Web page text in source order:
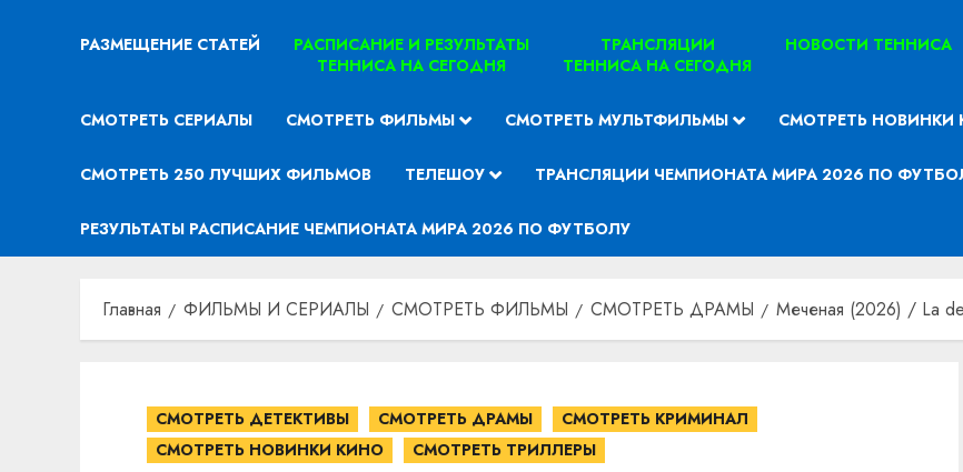
РАЗМЕЩЕНИЕ СТАТЕЙ
РАСПИСАНИЕ И РЕЗУЛЬТАТЫ
ТЕННИСА НА СЕГОДНЯ
ТРАНСЛЯЦИИ
ТЕННИСА НА СЕГОДНЯ
НОВОСТИ ТЕННИСА
СМОТРЕТЬ СЕРИАЛЫ СМОТРЕТЬ ФИЛЬМЫ СМОТРЕТЬ МУЛЬТФИЛЬМЫ СМОТРЕТЬ НОВИНКИ
СМОТРЕТЬ 250 ЛУЧШИХ ФИЛЬМОВ ТЕЛЕШОУ ТРАНСЛЯЦИИ ЧЕМПИОНАТА МИРА 2026 ПО
РЕЗУЛЬТАТЫ РАСПИСАНИЕ ЧЕМПИОНАТА МИРА 2026 ПО ФУТБОЛУ
Главная ФИЛЬМЫ И СЕРИАЛЫ СМОТРЕТЬ ФИЛЬМЫ СМОТРЕТЬ ДРАМЫ Меченая (2026) / La
СМОТРЕТЬ ДЕТЕКТИВЫ СМОТРЕТЬ ДРАМЫ
СМОТРЕТЬ КРИМИНАЛ
СМОТРЕТЬ НОВИНКИ КИНО
СМОТРЕТЬ ТРИЛЛЕРЫ